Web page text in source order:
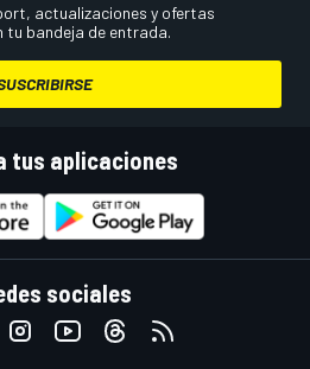
actualizaciones y ofertas
tu bandeja de entrada.
tus aplicaciones
sociales